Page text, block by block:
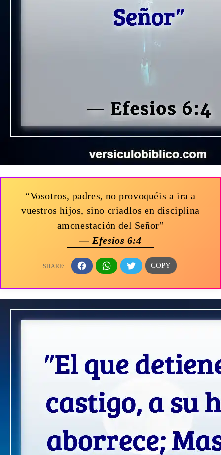
“Vosotros, padres, no provoquéis a ira a
vuestros hijos, sino criadlos en disciplina
amonestación del Señor”
— Efesios 6:4